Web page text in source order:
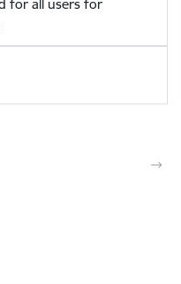
for all users for